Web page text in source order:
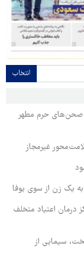
انتخاب
صحن‌های حرم مطهر
غیرمجاز
به یک زن از سوی یوفا
اعتیاد متخلف
سیمایی از